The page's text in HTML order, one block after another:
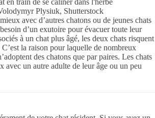
Plysiuk, Shutterstock
avec d’autres chatons ou de jeunes chats
d’un exutoire pour évacuer toute leur
à un chat plus âgé, les deux chats risquent
C’est la raison pour laquelle de nombreux
des chatons que par paires. Les chats
avec un autre adulte de leur âge ou un peu